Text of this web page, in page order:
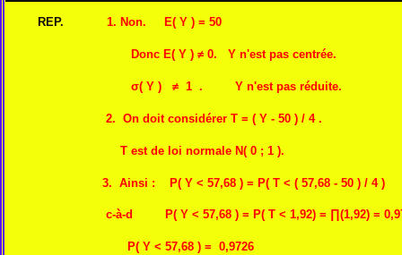
REP. 1. Non. E( Y ) = 50
Donc E( Y ) ≠ 0. Y n'est pas centrée.
σ( Y ) ≠ 1 . Y n'est pas réduite.
2. On doit considérer T = ( Y - 50 ) / 4 .
T est de loi normale N( 0 ; 1 ).
3. Ainsi : P( Y < 57,68 ) = P( T < ( 57,68 - 50 ) / 4 )
c-à-d P( Y < 57,68 ) = P( T < 1,92) = ∏(1,92) =
P( Y < 57,68 ) = 0,9726